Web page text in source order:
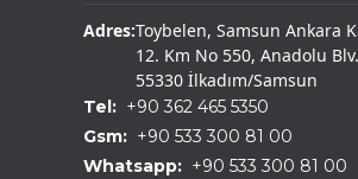
Adres:Toybelen, Samsun Ankara
12. Km No 550, Anadolu Blv.
55330 İlkadım/Samsun
Tel: +90 362 465 5350
Gsm: +90 533 300 81 00
Whatsapp: +90 533 300 81 00